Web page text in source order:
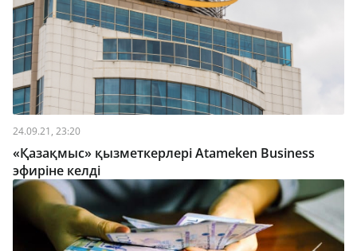
24.09.21, 23:20
«Қазақмыс» қызметкерлері Atameken Business
эфиріне келді